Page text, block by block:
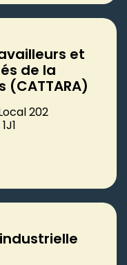
et
de la
202